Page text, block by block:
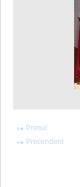
Primul
Precendent